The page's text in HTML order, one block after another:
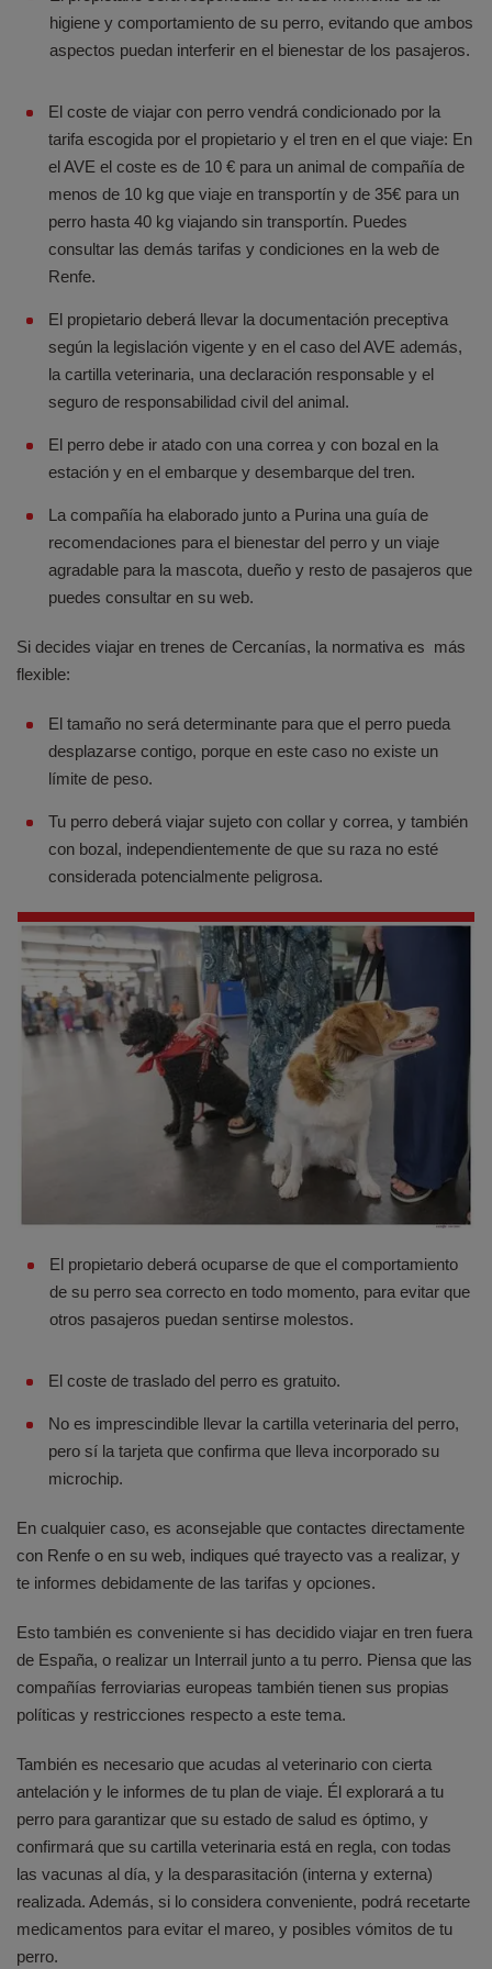
higiene y comportamiento de su perro, evitando que ambos
aspectos puedan interferir en el bienestar de los pasajeros.
El coste de viajar con perro vendrá condicionado por la
tarifa escogida por el propietario y el tren en el que viaje: En
el AVE el coste es de 10 € para un animal de compañía de
menos de 10 kg que viaje en transportín y de 35€ para un
perro hasta 40 kg viajando sin transportín. Puedes
consultar las demás tarifas y condiciones en la web de
Renfe.
El propietario deberá llevar la documentación preceptiva
según la legislación vigente y en el caso del AVE además,
la cartilla veterinaria, una declaración responsable y el
seguro de responsabilidad civil del animal.
El perro debe ir atado con una correa y con bozal en la
estación y en el embarque y desembarque del tren.
La compañía ha elaborado junto a Purina una guía de
recomendaciones para el bienestar del perro y un viaje
agradable para la mascota, dueño y resto de pasajeros que
puedes consultar en su web.
Si decides viajar en trenes de Cercanías, la normativa es más
flexible:
El tamaño no será determinante para que el perro pueda
desplazarse contigo, porque en este caso no existe un
límite de peso.
Tu perro deberá viajar sujeto con collar y correa, y también
con bozal, independientemente de que su raza no esté
considerada potencialmente peligrosa.
El propietario deberá ocuparse de que el comportamiento
de su perro sea correcto en todo momento, para evitar que
otros pasajeros puedan sentirse molestos.
El coste de traslado del perro es gratuito.
No es imprescindible llevar la cartilla veterinaria del perro,
pero sí la tarjeta que confirma que lleva incorporado su
microchip.
En cualquier caso, es aconsejable que contactes directamente
con Renfe o en su web, indiques qué trayecto vas a realizar, y
te informes debidamente de las tarifas y opciones.
Esto también es conveniente si has decidido viajar en tren fuera
de España, o realizar un Interrail junto a tu perro. Piensa que las
compañías ferroviarias europeas también tienen sus propias
políticas y restricciones respecto a este tema.
También es necesario que acudas al veterinario con cierta
antelación y le informes de tu plan de viaje. Él explorará a tu
perro para garantizar que su estado de salud es óptimo, y
confirmará que su cartilla veterinaria está en regla, con todas
las vacunas al día, y la desparasitación (interna y externa)
realizada. Además, si lo considera conveniente, podrá recetarte
medicamentos para evitar el mareo, y posibles vómitos de tu
perro.